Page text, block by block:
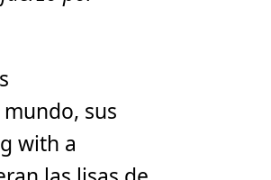
sus
with a